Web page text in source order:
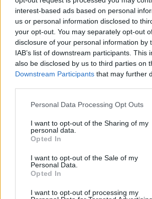
interest-based ads based on personal
us or personal information disclosed to
your opt-out. You may separately opt-out
disclosure of your personal information by
IAB’s list of downstream participants. This
also be disclosed by us to third parties on
Downstream Participants that may further
Personal Data Processing Opt Outs
I want to opt-out of the Sharing of my
personal data.
Opted In
I want to opt-out of the Sale of my
Personal Data.
Opted In
I want to opt-out of processing my